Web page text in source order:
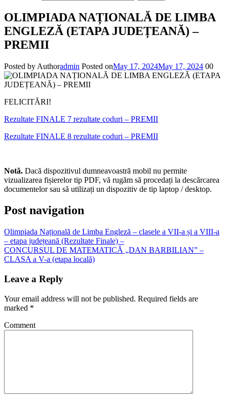
OLIMPIADA NAȚIONALĂ DE LIMBA
ENGLEZĂ (ETAPA JUDEȚEANĂ) –
PREMII
Posted by Authoradmin Posted onMay 17, 2024May 17, 2024 00
FELICITĂRI!
Rezultate FINALE 7 rezultate coduri – PREMII
Rezultate FINALE 8 rezultate coduri – PREMII
Notă. Dacă dispozitivul dumneavoastră mobil nu permite
vizualizarea fișierelor tip PDF, vă rugăm să procedați la descărcarea
documentelor sau să utilizați un dispozitiv de tip laptop / desktop.
Post navigation
Olimpiada Națională de Limba Engleză – clasele a VII-a și a VIII-a
– etapa județeană (Rezultate Finale) –
CONCURSUL DE MATEMATICĂ „DAN BARBILIAN” –
CLASA a V-a (etapa locală)
Leave a Reply
Your email address will not be published. Required fields are
marked *
Comment